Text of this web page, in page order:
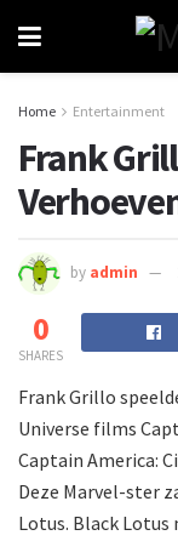
Home Entertainment
Frank
by admin
0
SHARES
Frank Grillo
Universe films
Captain America:
Deze Marvel-ster
Lotus. Black